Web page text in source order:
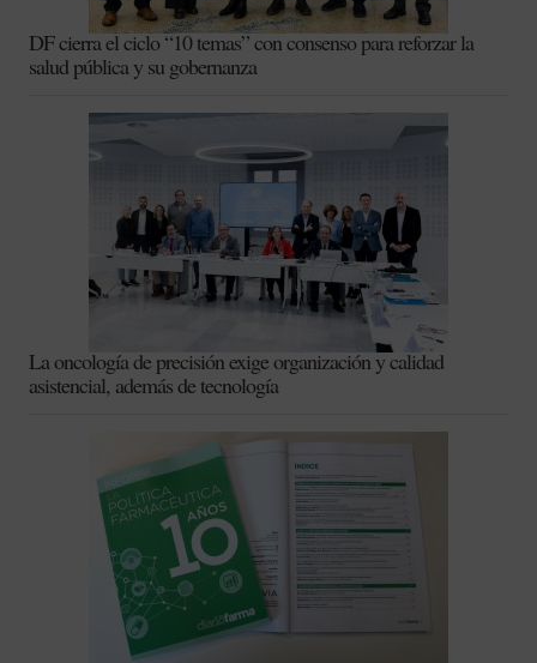
DF cierra el ciclo “10 temas” con consenso para reforzar la
salud pública y su gobernanza
La oncología de precisión exige organización y calidad
asistencial, además de tecnología